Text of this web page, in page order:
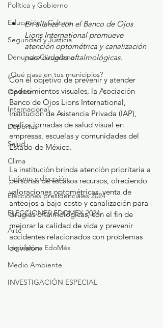
Política y Gobierno
Educación y Cultura
Seguridad y Justicia
Denuncia Ciudadana
¿Qué pasa en tus municipios?
Opinión
Internacional
Deportes
Salud
Clima
Turismo y diversión
Elecciones presidenciales 2024
ELECCIONES EDOMEX 2024
Arte
Legislatura EdoMéx
Medio Ambiente
INVESTIGACIÓN ESPECIAL
En alianza con el Banco de Ojos
Lions International promueve
atención optométrica y canalización
para cirugías oftalmológicas.
Con el objetivo de prevenir y atender
padecimientos visuales, la Asociación
Banco de Ojos Lions International,
Institución de Asistencia Privada (IAP),
realiza jornadas de salud visual en
empresas, escuelas y comunidades del
Estado de México.
La institución brinda atención prioritaria a
personas de escasos recursos, ofreciendo
valoraciones optométricas, venta de
anteojos a bajo costo y canalización para
cirugías oftalmológicas, con el fin de
mejorar la calidad de vida y prevenir
accidentes relacionados con problemas
de visión.